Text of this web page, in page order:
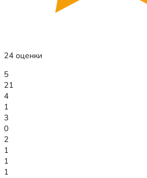
24 оценки
5
21
4
1
3
0
2
1
1
1